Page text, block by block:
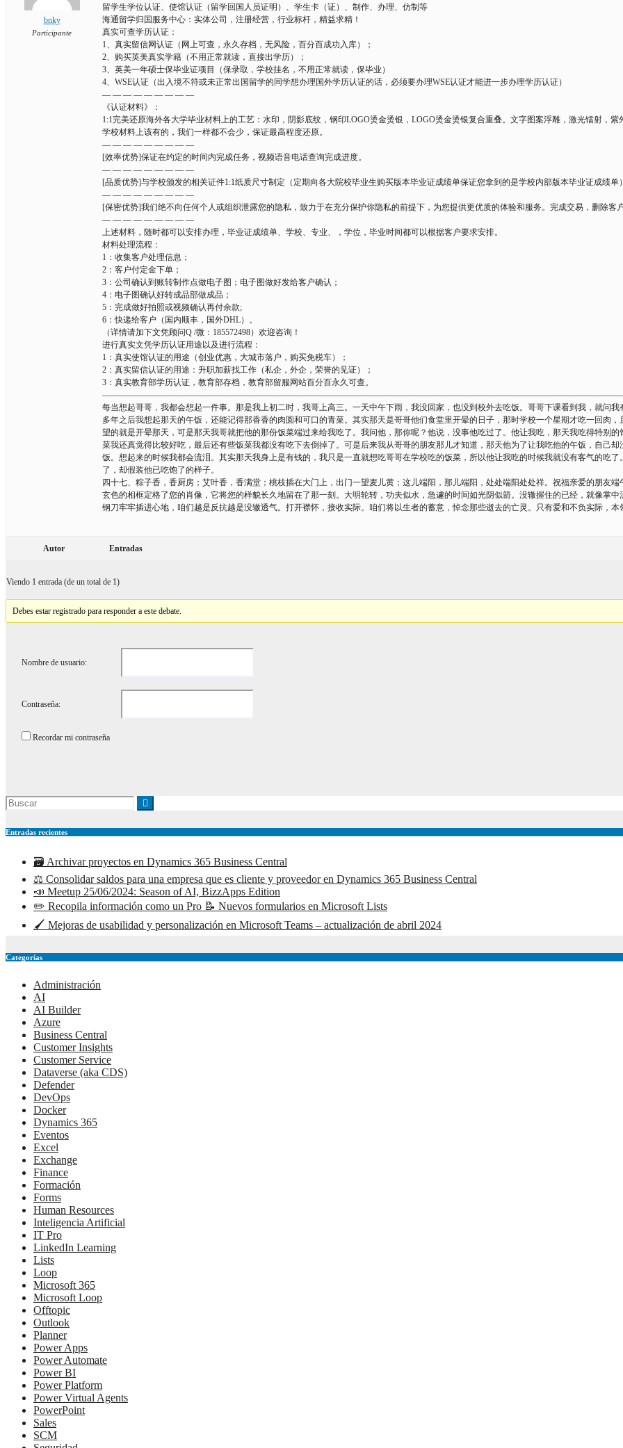
bnky
Participante
留学生学位认证、使馆认证（留学回国人员证明）、学生卡（证）、制作、办理、仿制等
海通留学归国服务中心：实体公司，注册经营，行业标杆，精益求精！
真实可查学历认证：
1、真实留信网认证（网上可查，永久存档，无风险，百分百成功入库）；
2、购买英美真实学籍（不用正常就读，直接出学历）；
3、英美一年硕士保毕业证项目（保录取，学校挂名，不用正常就读，保毕业）
4、WSE认证（出入境不符或未正常出国留学的同学想办理国外学历认证的话，必须要办理WSE认证才能进一步办理学历认证）
— — — — — — — — —
《认证材料》：
1:1完美还原海外各大学毕业材料上的工艺：水印，阴影底纹，钢印LOGO烫金烫银，LOGO烫金烫银复合重叠。文字图案浮雕，激光镭射，紫
学校材料上该有的，我们一样都不会少，保证最高程度还原。
— — — — — — — — —
[效率优势]保证在约定的时间内完成任务，视频语音电话查询完成进度。
— — — — — — — — —
[品质优势]与学校颁发的相关证件1:1纸质尺寸制定（定期向各大院校毕业生购买版本毕业证成绩单保证您拿到的是学校内部版本毕业证成绩单）
— — — — — — — — —
[保密优势]我们绝不向任何个人或组织泄露您的隐私，致力于在充分保护你隐私的前提下，为您提供更优质的体验和服务。完成交易，删除客
— — — — — — — — —
上述材料，随时都可以安排办理，毕业证成绩单、学校、专业、，学位，毕业时间都可以根据客户要求安排。
材料处理流程：
1：收集客户处理信息；
2：客户付定金下单；
3：公司确认到账转制作点做电子图；电子图做好发给客户确认；
4：电子图确认好转成品部做成品；
5：完成做好拍照或视频确认再付余款;
6：快递给客户（国内顺丰，国外DHL）。
（详情请加下文凭顾问Q /微：185572498）欢迎咨询！
进行真实文凭学历认证用途以及进行流程：
1：真实使馆认证的用途（创业优惠，大城市落户，购买免税车）；
2：真实留信认证的用途：升职加薪找工作（私企，外企，荣誉的见证）；
3：真实教育部学历认证，教育部存档，教育部留服网站百分百永久可查。
每当想起哥哥，我都会想起一件事。那是我上初二时，我哥上高三。一天中午下雨，我没回家，也没到校外去吃饭。哥哥下课看到我，就问
多年之后我想起那天的午饭，还能记得那香香的肉圆和可口的青菜。其实那天是哥哥他们食堂里开晕的日子，那时学校一个星期才吃一回肉
望的就是开晕那天，可是那天我哥就把他的那份饭菜端过来给我吃了。我问他，那你呢？他说，没事他吃过了。他让我吃，那天我吃得特别
菜我还真觉得比较好吃，最后还有些饭菜我都没有吃下去倒掉了。可是后来我从哥哥的朋友那儿才知道，那天他为了让我吃他的午饭，自己
饭。想起来的时候我都会流泪。其实那天我身上是有钱的，我只是一直就想吃哥哥在学校吃的饭菜，所以他让我吃的时候我就没有客气的吃
了，却假装他已吃饱了的样子。
四十七、粽子香，香厨房；艾叶香，香满堂；桃枝插在大门上，出门一望麦儿黄；这儿端阳，那儿端阳，处处端阳处处祥。祝福亲爱的朋友端
玄色的相框定格了您的肖像，它将您的样貌长久地留在了那一刻。大明轮转，功夫似水，急遽的时间如光阴似箭。没辙握住的已经，就像掌
钢刀牢牢插进心地，咱们越是反抗越是没辙透气。打开襟怀，接收实际。咱们将以生者的蓄意，悼念那些逝去的亡灵。只有爱和不负实际，本
Autor Entradas
Viendo 1 entrada (de un total de 1)
Debes estar registrado para responder a este debate.
Nombre de usuario:
Contraseña:
Recordar mi contraseña
Entradas recientes
🗃️ Archivar proyectos en Dynamics 365 Business Central
⚖️ Consolidar saldos para una empresa que es cliente y proveedor en Dynamics 365 Business Central
📣 Meetup 25/06/2024: Season of AI, BizzApps Edition
✏️ Recopila información como un Pro 📝 Nuevos formularios en Microsoft Lists
🖌️ Mejoras de usabilidad y personalización en Microsoft Teams – actualización de abril 2024
Categorías
Administración
AI
AI Builder
Azure
Business Central
Customer Insights
Customer Service
Dataverse (aka CDS)
Defender
DevOps
Docker
Dynamics 365
Eventos
Excel
Exchange
Finance
Formación
Forms
Human Resources
Inteligencia Artificial
IT Pro
LinkedIn Learning
Lists
Loop
Microsoft 365
Microsoft Loop
Offtopic
Outlook
Planner
Power Apps
Power Automate
Power BI
Power Platform
Power Virtual Agents
PowerPoint
Sales
SCM